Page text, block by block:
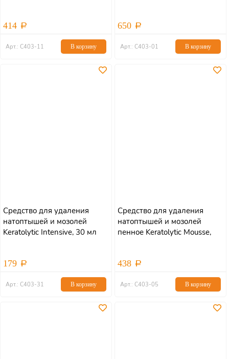
414
Арт.: С403-11 В корзину
650
Арт.: С403-01 В корзину
Средство для удаления
натоптышей и мозолей
Keratolytic Intensive, 30 мл
179
Арт.: С403-31 В корзину
Средство для удаления
натоптышей и мозолей
пенное Keratolytic Mousse,
438
Арт.: С403-05 В корзину